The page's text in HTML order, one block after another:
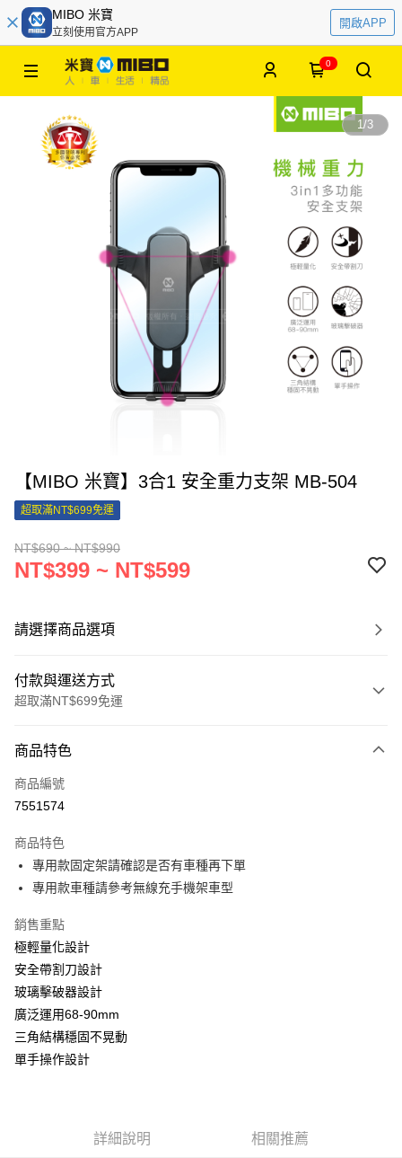
MIBO 米寶
立刻使用官方APP
開啟APP
0
1/3
【MIBO 米寶】3合1 安全重力支架 MB-504
超取滿NT$699免運
NT$690 ~ NT$990
NT$399 ~ NT$599
請選擇商品選項
付款與運送方式
超取滿NT$699免運
信用卡一次付款
信用卡分期付款
合作金庫商業銀行
華南商業銀行
彰化商業銀行
上海商業儲蓄銀行
台北富邦商業銀行
臺灣中小企業銀行
匯豐（台灣）商業銀行
聯邦商業銀行
元大商業銀行
台新國際商業銀行
台灣樂天信用卡公司
超商取貨付款
LINE Pay
Apple Pay
街口支付
悠遊付
Google Pay
全盈+PAY
商品特色
商品編號
7551574
商品特色
專用款固定架請確認是否有車種再下單
專用款車種請參考無線充手機架車型
銷售重點
極輕量化設計
安全帶割刀設計
玻璃擊破器設計
廣泛運用68-90mm
三角結構穩固不晃動
單手操作設計
詳細說明 相關推薦